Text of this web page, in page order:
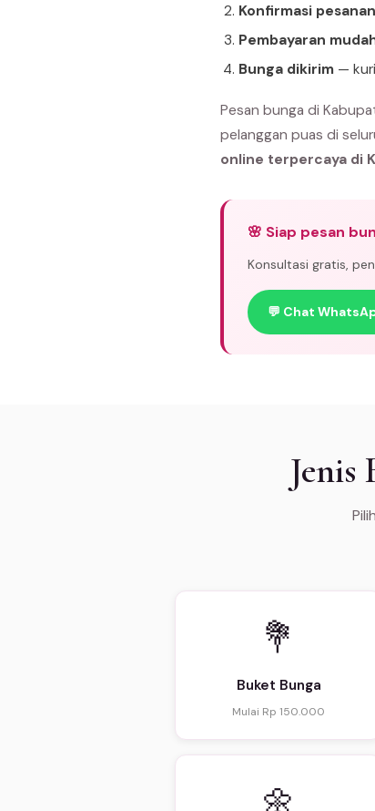
Konfirmasi pesanan
Pembayaran
Bunga dikirim —
Pesan bunga di
pelanggan puas di
online terpercaya di
🌸 Siap pesan
Konsultasi gratis,
💬 Chat
💐
Buket Bunga
Mulai Rp 150.000
🌼